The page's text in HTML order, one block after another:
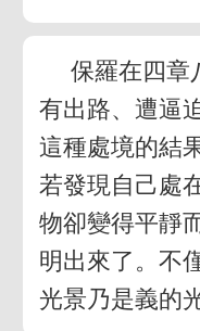
保羅在四章
有出路、遭逼
這種處境的結
若發現自己處
物卻變得平靜
明出來了。不
光景乃是義的